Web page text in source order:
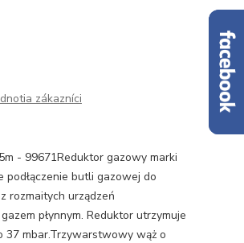
zákazníci
- 99671Reduktor gazowy marki
butli gazowej do
rozmaitych urządzeń
płynnym. Reduktor utrzymuje
37 mbar.Trzywarstwowy wąż o